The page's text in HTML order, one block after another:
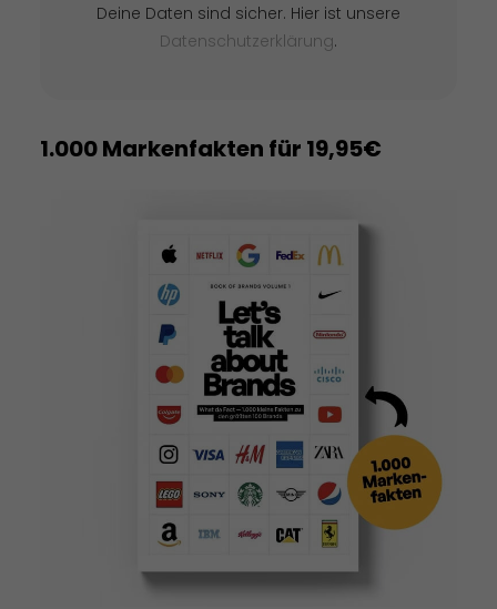
Deine Daten sind sicher. Hier ist unsere
Datenschutzerklärung.
1.000 Markenfakten für 19,95€